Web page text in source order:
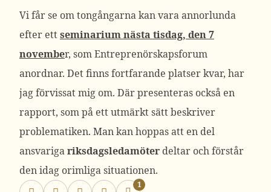
Vi får se om tongångarna kan vara annorlunda
efter ettseminarium nästa tisdag, den 7
november, som Entreprenörskapsforum
anordnar. Det finns fortfarande platser kvar, har
jag förvissat mig om. Där presenteras också en
rapport, som på ett utmärkt sätt beskriver
problematiken. Man kan hoppas att en del
ansvarigariksdagsledamöter deltar och förstår
den idag orimliga situationen.
1